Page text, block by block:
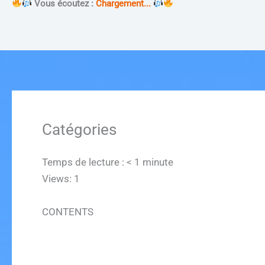
Vous écoutez :Chargement...
Catégories
Temps de lecture : < 1 minute
Views: 1
CONTENTS